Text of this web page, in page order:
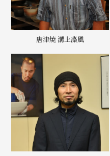
唐津焼 溝上藻風